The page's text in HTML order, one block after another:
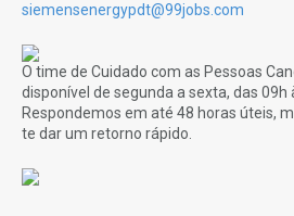
siemensenergypdt@99jobs.com
O time de Cuidado com as Pessoas
disponível de segunda a sexta, das
Respondemos em até 48 horas úteis,
te dar um retorno rápido.